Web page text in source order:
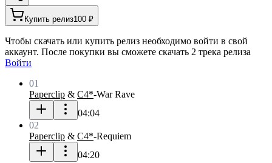
Купить релиз100 ₽
Чтобы скачать или купить релиз необходимо войти в свой
аккаунт. После покупки вы сможете скачать 2 трека релиза
Войти
01
Paperclip & C4*-War Rave
04:04
02
Paperclip & C4*-Requiem
04:20